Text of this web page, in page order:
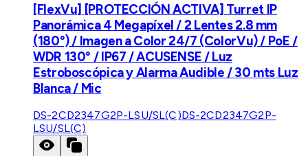
[FlexVu] [PROTECCIÓN ACTIVA] Turret IP
Panorámica 4 Megapíxel / 2 Lentes 2.8 mm
(180°) / Imagen a Color 24/7 (ColorVu) / PoE /
WDR 130° / IP67 / ACUSENSE / Luz
Estroboscópica y Alarma Audible / 30 mts Luz
Blanca / Mic
DS-2CD2347G2P-LSU/SL(C)DS-2CD2347G2P-
LSU/SL(C)